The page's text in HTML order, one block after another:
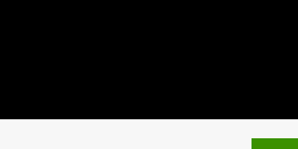
* Op werkdagen